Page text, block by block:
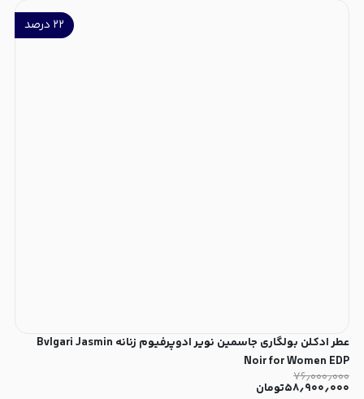
۲۲ درصد
عطر ادکلن بولگاری جاسمین نویر ادوپرفیوم زنانه Bvlgari Jasmin
Noir for Women EDP
۷۶٫۰۰۰٫۰۰۰
۵۸٫۹۰۰٫۰۰۰تومان